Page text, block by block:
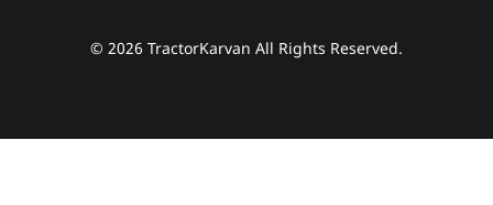
© 2026 TractorKarvan All Rights Reserved.